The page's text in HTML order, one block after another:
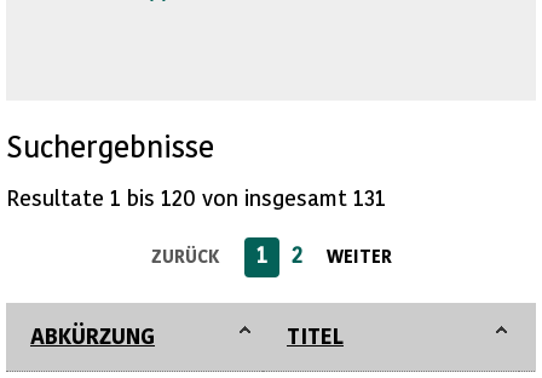
Suchergebnisse
Resultate 1 bis 120 von insgesamt 131
ZURÜCK 1 2 WEITER
ABKÜRZUNG TITEL